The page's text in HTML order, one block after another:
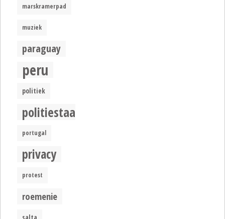
marskramerpad
muziek
paraguay
peru
politiek
politiestaat
portugal
privacy
protest
roemenie